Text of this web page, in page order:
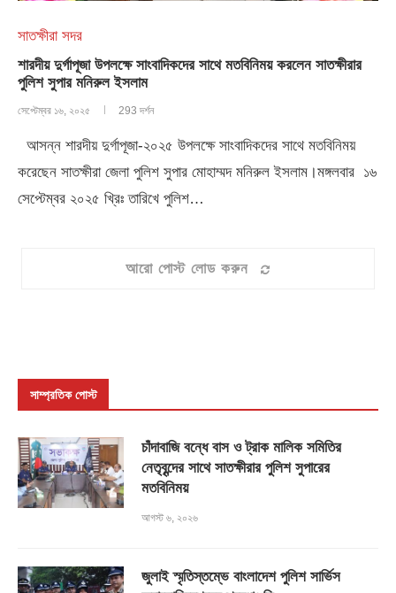
সাতক্ষীরা সদর
শারদীয় দুর্গাপূজা উপলক্ষে সাংবাদিকদের সাথে মতবিনিময় করলেন সাতক্ষীরার
পুলিশ সুপার মনিরুল ইসলাম
সেপ্টেম্বর ১৬, ২০২৫ 293 দর্শন
আসন্ন শারদীয় দুর্গাপূজা-২০২৫ উপলক্ষে সাংবাদিকদের সাথে মতবিনিময়
করেছেন সাতক্ষীরা জেলা পুলিশ সুপার মোহাম্মদ মনিরুল ইসলাম।মঙ্গলবার ১৬
সেপ্টেম্বর ২০২৫ খ্রিঃ তারিখে পুলিশ…
আরো পোস্ট লোড করুন
সাম্প্রতিক পোস্ট
চাঁদাবাজি বন্ধে বাস ও ট্রাক মালিক সমিতির
নেতৃবৃন্দের সাথে সাতক্ষীরার পুলিশ সুপারের
মতবিনিময়
আগস্ট ৬, ২০২৬
জুলাই স্মৃতিস্তম্ভে বাংলাদেশ পুলিশ সার্ভিস